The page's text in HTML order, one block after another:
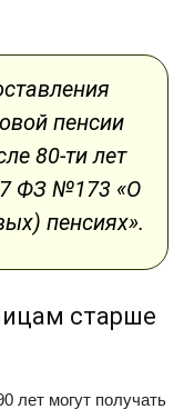
пенсии
80-ти лет
ФЗ №173 «О
пенсиях».
старше
лет могут получать